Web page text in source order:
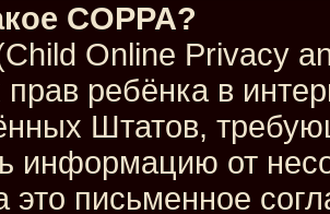
COPPA?
Online Privacy
ребёнка в
Штатов,
информацию от
это письменное